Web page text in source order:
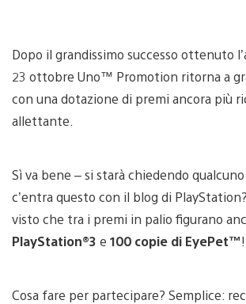
Dopo il grandissimo successo ottenuto
23 ottobre Uno™ Promotion ritorna a
con una dotazione di premi ancora più
allettante.
Sì va bene – si starà chiedendo qualcuno
c’entra questo con il blog di
visto che tra i premi in palio figurano
PlayStation®3 e 100 copie di EyePet™!
Cosa fare per partecipare? Semplice: